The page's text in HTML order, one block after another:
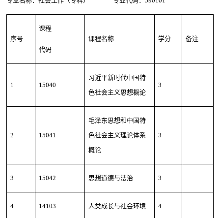
序号
课程
代码
课程名称 学分 备注
1 15040
习近平新时代中国特
色社会主义思想概论
3
2 15041
毛泽东思想和中国特
色社会主义理论体系
概论
3
3 15042 思想道德与法治 3
4 14103 人类成长与社会环境 4